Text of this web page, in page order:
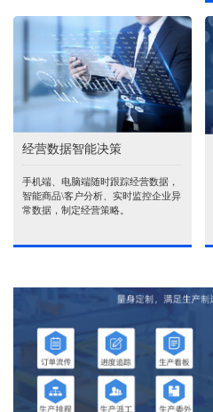
经营数据智能决策
手机端、电脑端随时跟踪经营数据，
智能商品\客户分析、实时监控企业异
常数据，制定经营策略。